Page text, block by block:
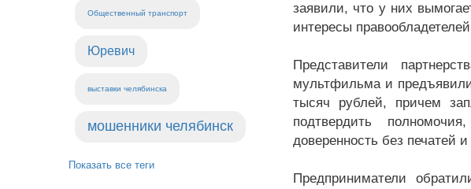
Общественный транспорт
Юревич
выставки челябинска
мошенники челябинск
Показать все теги
заявили, что у них
интересы
Представители
мультфильма и
тысяч рублей, причем
подтвердить
доверенность без печатей
Предприниматели